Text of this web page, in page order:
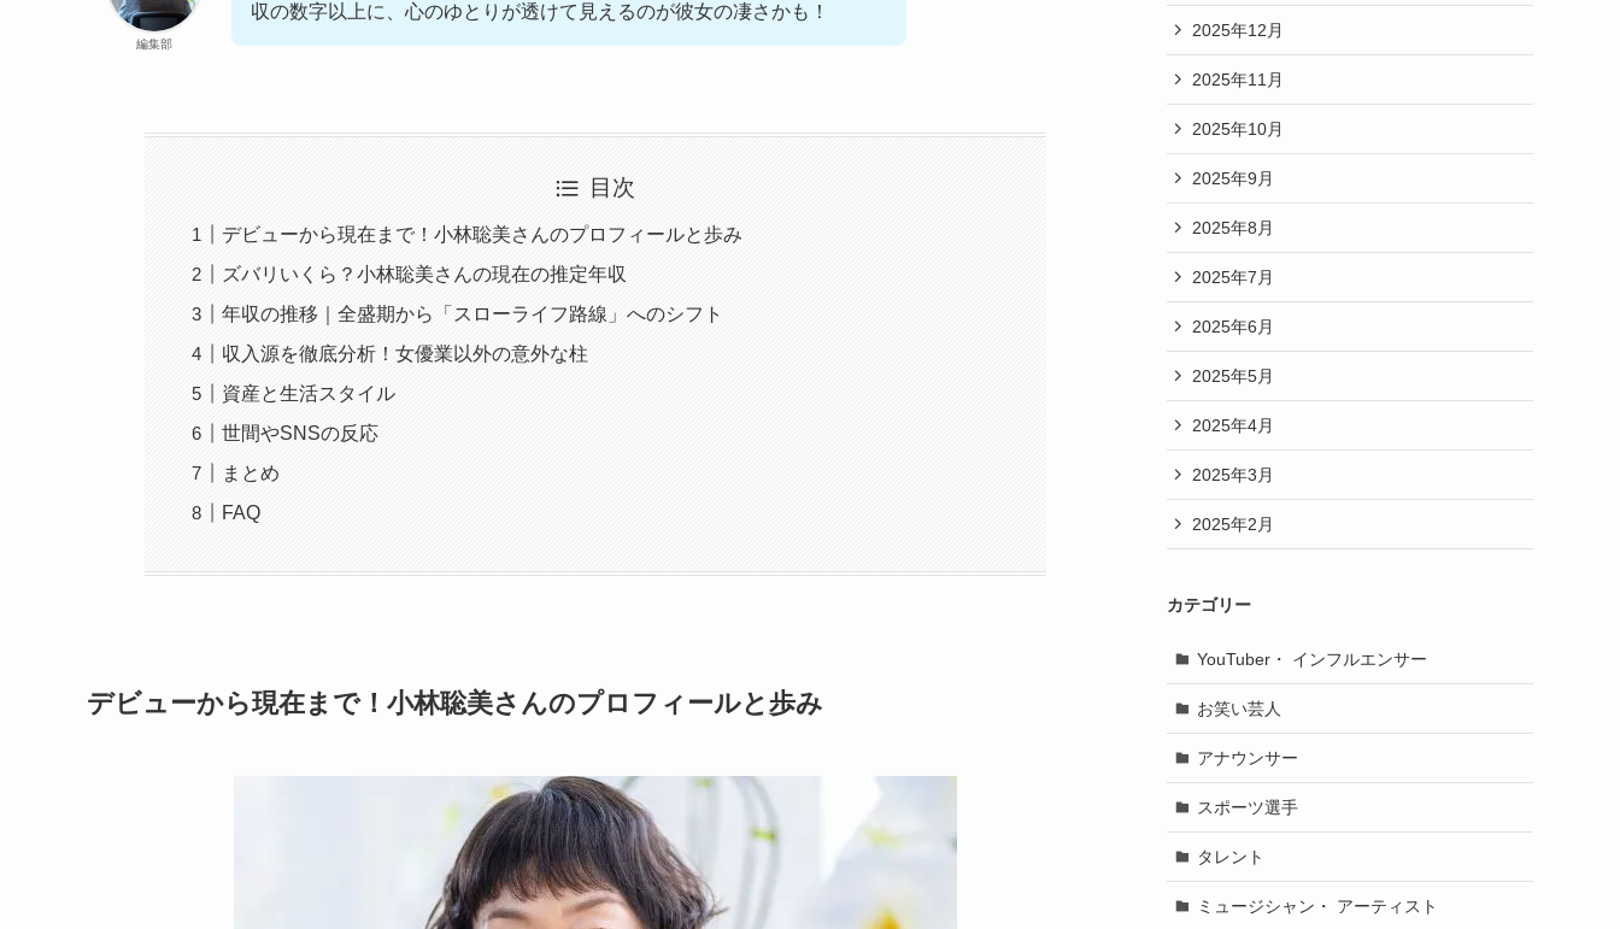
編集部
収の数字以上に、心のゆとりが透けて見えるのが彼女の凄さかも！
目次
デビューから現在まで！小林聡美さんのプロフィールと歩み
ズバリいくら？小林聡美さんの現在の推定年収
年収の推移｜全盛期から「スローライフ路線」へのシフト
収入源を徹底分析！女優業以外の意外な柱
資産と生活スタイル
世間やSNSの反応
まとめ
FAQ
デビューから現在まで！小林聡美さんのプロフィールと歩み
2025年12月
2025年11月
2025年10月
2025年9月
2025年8月
2025年7月
2025年6月
2025年5月
2025年4月
2025年3月
2025年2月
カテゴリー
YouTuber・ インフルエンサー
お笑い芸人
アナウンサー
スポーツ選手
タレント
ミュージシャン・ アーティスト